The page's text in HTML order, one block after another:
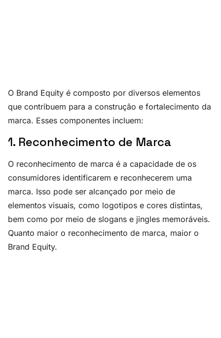
O Brand Equity é composto por diversos elementos
que contribuem para a construção e fortalecimento da
marca. Esses componentes incluem:
1. Reconhecimento de Marca
O reconhecimento de marca é a capacidade de os
consumidores identificarem e reconhecerem uma
marca. Isso pode ser alcançado por meio de
elementos visuais, como logotipos e cores distintas,
bem como por meio de slogans e jingles memoráveis.
Quanto maior o reconhecimento de marca, maior o
Brand Equity.